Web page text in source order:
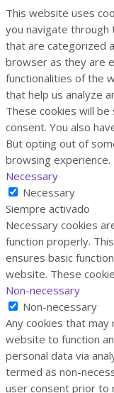
This website uses
you navigate
that are categorized
browser as they are
functionalities of the
that help us analyze
These cookies will
consent. You also
But opting out of
browsing experience.
Necessary
Necessary
Siempre activado
Necessary cookies
function properly.
ensures basic
website. These
Non-necessary
Non-necessary
Any cookies that
website to function
personal data via
termed as non-
user consent prior to